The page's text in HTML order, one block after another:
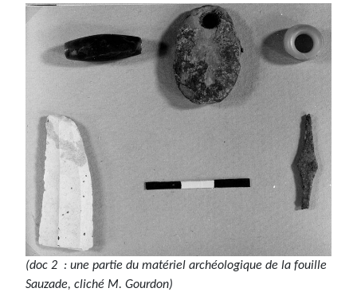
(doc 2 : une partie du matériel archéologique de la fouille
Sauzade, cliché M. Gourdon)